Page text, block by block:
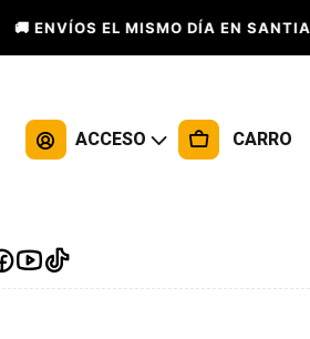
🚚 ENVÍOS EL MISMO DÍA EN
ACCESO CARRO